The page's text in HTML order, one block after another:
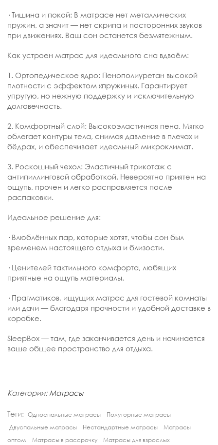
· Тишина и покой: В матрасе нет металлических
пружин, а значит — нет скрипа и посторонних звуков
при движениях. Ваш сон останется безмятежным.
Как устроен матрас для идеального сна вдвоём:
1. Ортопедическое ядро: Пенополиуретан высокой
плотности с эффектом «пружины». Гарантирует
упругую, но нежную поддержку и исключительную
долговечность.
2. Комфортный слой: Высокоэластичная пена. Мягко
облегает контуры тела, снимая давление в плечах и
бёдрах, и обеспечивает идеальный микроклимат.
3. Роскошный чехол: Эластичный трикотаж с
антипиллинговой обработкой. Невероятно приятен на
ощупь, прочен и легко расправляется после
распаковки.
Идеальное решение для:
· Влюблённых пар, которые хотят, чтобы сон был
временем настоящего отдыха и близости.
· Ценителей тактильного комфорта, любящих
приятные на ощупь материалы.
· Прагматиков, ищущих матрас для гостевой комнаты
или дачи — благодаря прочности и удобной доставке в
коробке.
SleepBox — там, где заканчивается день и начинается
ваше общее пространство для отдыха.
Категории: Матрасы
Теги: Односпальные матрасы
Полуторные матрасы
Двуспальные матрасы
Нестандартные матрасы
Матрасы
оптом
Матрасы в рассрочку
Матрасы для взрослых